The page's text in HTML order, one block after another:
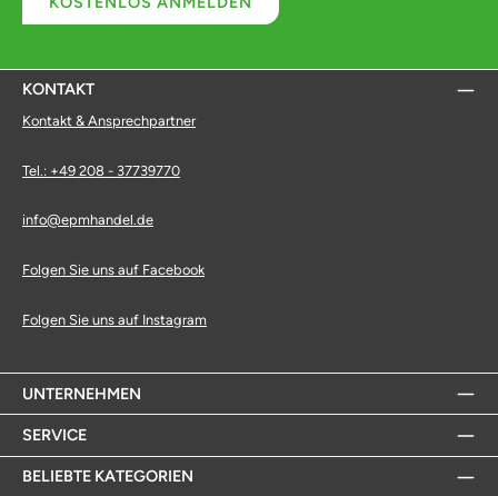
KONTAKT
Kontakt & Ansprechpartner
Tel.: +49 208 - 37739770
info@epmhandel.de
Folgen Sie uns auf Facebook
Folgen Sie uns auf Instagram
UNTERNEHMEN
SERVICE
BELIEBTE KATEGORIEN